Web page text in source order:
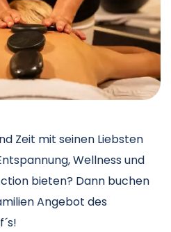
Zeit mit seinen Liebsten
Wellness und
bieten? Dann buchen
Angebot des